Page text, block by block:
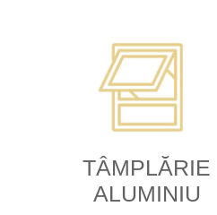
TÂMPLĂRIE
ALUMINIU